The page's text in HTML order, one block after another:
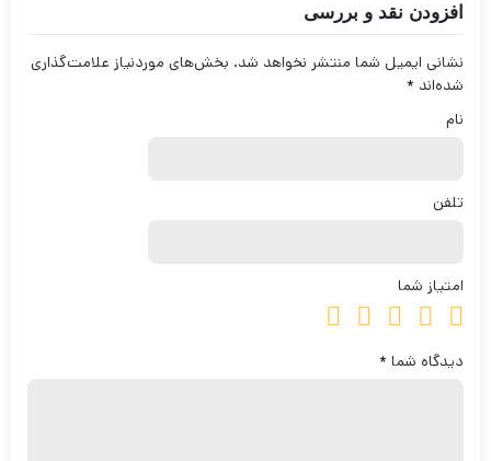
افزودن نقد و بررسی
نشانی ایمیل شما منتشر نخواهد شد. بخش‌های موردنیاز علامت‌گذاری
شده‌اند *
نام
تلفن
امتیاز شما
دیدگاه شما *